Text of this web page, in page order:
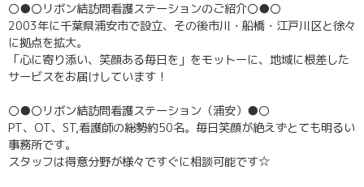
〇●〇リボン結訪問看護ステーションのご紹介〇●〇
2003年に千葉県浦安市で設立、その後市川・船橋・江戸川区と徐々
に拠点を拡大。
「心に寄り添い、笑顔ある毎日を」をモットーに、地域に根差した
サービスをお届けしています！
〇●〇リボン結訪問看護ステーション（浦安）●〇
PT、OT、ST,看護師の総勢約50名。毎日笑顔が絶えずとても明るい
事務所です。
スタッフは得意分野が様々ですぐに相談可能です☆